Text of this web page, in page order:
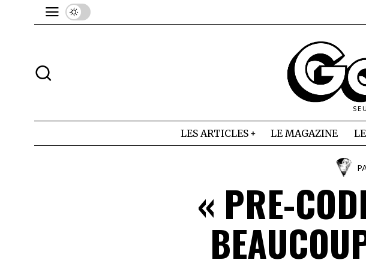
LES ARTICLES LE MAGAZINE
« PRE-